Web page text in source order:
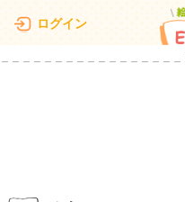
ログイン